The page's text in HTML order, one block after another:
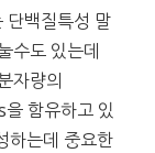
백질특성 말
수도 있는데
자량의
함유하고 있
하는데 중요한